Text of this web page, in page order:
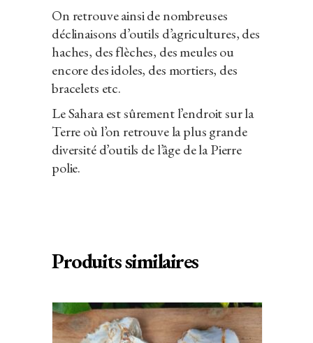
On retrouve ainsi de nombreuses
déclinaisons d’outils d’agricultures, des
haches, des flèches, des meules ou
encore des idoles, des mortiers, des
bracelets etc.
Le Sahara est sûrement l’endroit sur la
Terre où l’on retrouve la plus grande
diversité d’outils de l’âge de la Pierre
polie.
Produits similaires